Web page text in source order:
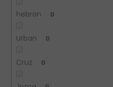
hebron 0
Urban 0
Cruz 0